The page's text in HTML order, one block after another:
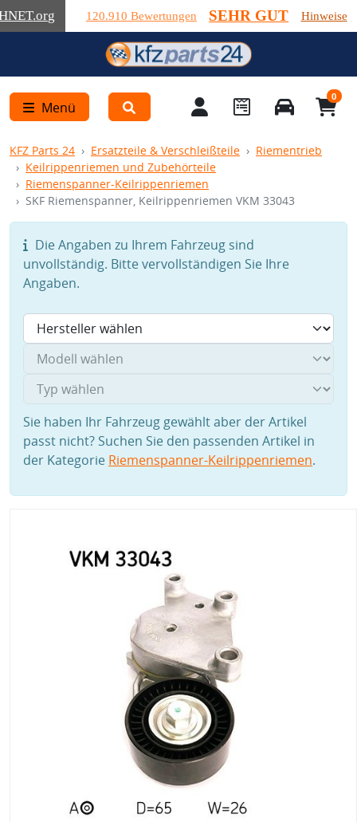
.org 120.910 Bewertungen SEHR GUT Hinweise
Menü
0
KFZ Parts 24 Ersatzteile & Verschleißteile
Riementrieb
Keilrippenriemen und Zubehörteile
Riemenspanner-Keilrippenriemen
SKF Riemenspanner, Keilrippenriemen VKM 33043
Die Angaben zu Ihrem Fahrzeug sind
unvollständig. Bitte vervollständigen Sie Ihre
Angaben.
Sie haben Ihr Fahrzeug gewählt aber der Artikel
passt nicht? Suchen Sie den passenden Artikel in
der Kategorie Riemenspanner-Keilrippenriemen.